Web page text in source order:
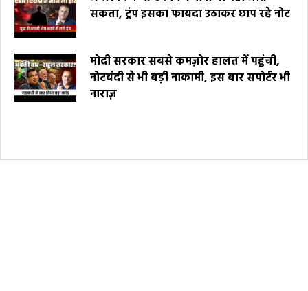
सकता, ट्रंप इसका फायदा उठाकर छाप रहे नोट
मोदी सरकार सबसे कमज़ोर हालत में पहुंची,
नोटबंदी से भी बड़ी नाकामी, इस बार सपोर्टर भी
नाराज़